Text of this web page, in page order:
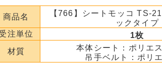
商品名
【766】シートモッコ TS-
ックタイプ
注単位
1枚
材質
本体シート：ポリエ
吊手ベルト：ポリ